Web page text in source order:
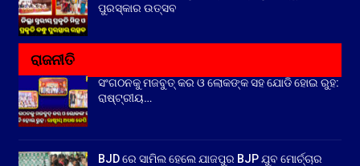
ପୁରସ୍କାର ଉତ୍ସବ
ରାଜନୀତି
ସଂଗଠନକୁ ମଜବୁତ୍ କର ଓ ଲୋକଙ୍କ ସହ ଯୋଡି ହୋଇ ରୁହ:
ରାଷ୍ଟ୍ରୀୟ…
BJD ରେ ସାମିଲ ହେଲେ ଯାଜପୁର BJP ଯୁବ ମୋର୍ଚ୍ଚାର